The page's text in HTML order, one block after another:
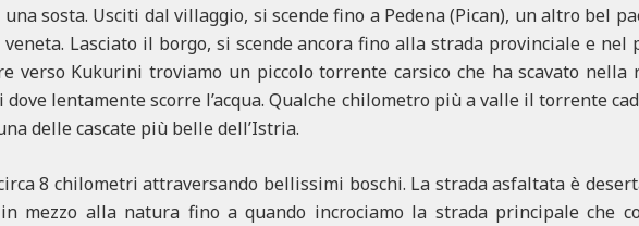
sosta. Usciti dal villaggio, si scende fino a Pedena (Pican), un altro bel
Lasciato il borgo, si scende ancora fino alla strada provinciale e nel
verso Kukurini troviamo un piccolo torrente carsico che ha scavato nella
lentamente scorre l’acqua. Qualche chilometro più a valle il torrente
delle cascate più belle dell’Istria.
8 chilometri attraversando bellissimi boschi. La strada asfaltata è
mezzo alla natura fino a quando incrociamo la strada principale che